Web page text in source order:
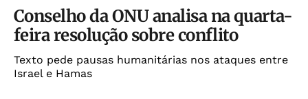
Conselho da ONU analisa na quarta-
feira resolução sobre conflito
Texto pede pausas humanitárias nos ataques entre
Israel e Hamas